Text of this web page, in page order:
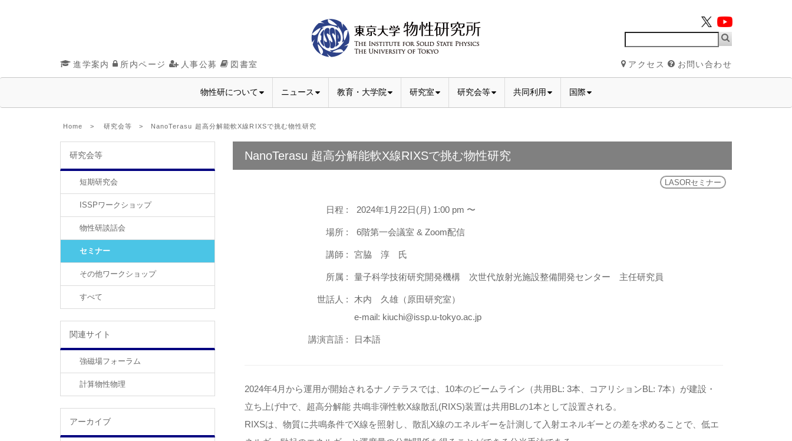
進学案内 所内ページ 人事公募 図書室 アクセス お問い合わせ
物性研について ニュース 教育・大学院 研究室 研究会等 共同利用 国際
Home > 研究会等 > NanoTerasu 超高分解能軟X線RIXSで挑む物性研究
研究会等
短期研究会
ISSPワークショップ
物性研談話会
セミナー
その他ワークショップ
すべて
関連サイト
強磁場フォーラム
計算物性物理
アーカイブ
NanoTerasu 超高分解能軟X線RIXSで挑む物性研究
LASORセミナー
日程 : 2024年1月22日(月) 1:00 pm 〜
場所 : 6階第一会議室 & Zoom配信
講師 : 宮脇 淳 氏
所属 : 量子科学技術研究開発機構 次世代放射光施設整備開発センター 主任研究員
世話人 :
木内 久雄（原田研究室）
e-mail: kiuchi@issp.u-tokyo.ac.jp
講演言語 : 日本語
2024年4月から運用が開始されるナノテラスでは、 10本のビームライン（共用BL: 3本、コアリションBL: 7本）が建設・
立ち上げ中で、超高分解能 共鳴非弾性軟X線散乱(RIXS)装置は共用BLの1本として設置される。
RIXSは、物質に共鳴条件でX線を照射し、 散乱X線のエネルギーを計測して入射エネルギーとの差を求めるこ とで、低エ